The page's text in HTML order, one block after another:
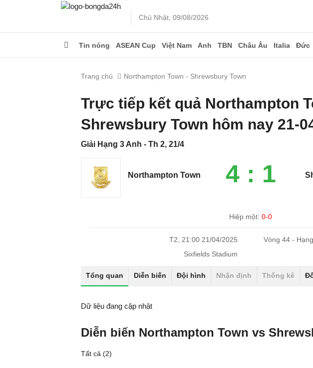
Chủ Nhật, 09/08/2026
Tin nóng ASEAN Cup Việt Nam Anh TBN Châu Âu Italia Đức
Trang chủ Northampton Town - Shrewsbury Town
Trực tiếp kết quả Northampton
Shrewsbury Town hôm nay 21-
Giải Hạng 3 Anh - Th 2, 21/4
Northampton Town 4 : 1
Hiệp một:0-0
T2, 21:00 21/04/2025
Vòng 44 -
Sixfields Stadium
Tổng quan Diễn biến Đội hình Nhận định Thống kê
Dữ liệu đang cập nhật
Diễn biến Northampton Town vs
Tất cả (2)